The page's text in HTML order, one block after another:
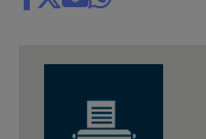
Share